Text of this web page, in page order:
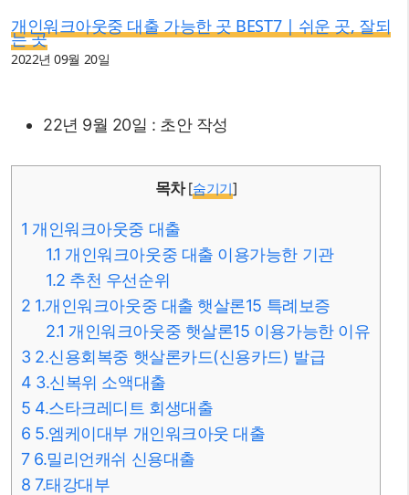
개인워크아웃중 대출 가능한 곳 BEST7 | 쉬운 곳, 잘되
는 곳
2022년 09월 20일
22년 9월 20일 : 초안 작성
목차[숨기기]
1 개인워크아웃중 대출
1.1 개인워크아웃중 대출 이용가능한 기관
1.2 추천 우선순위
2 1.개인워크아웃중 대출 햇살론15 특례보증
2.1 개인워크아웃중 햇살론15 이용가능한 이유
32.신용회복중 햇살론카드(신용카드) 발급
4 3.신복위 소액대출
5 4.스타크레디트 회생대출
6 5.엠케이대부 개인워크아웃 대출
76.밀리언캐쉬 신용대출
8 7.태강대부